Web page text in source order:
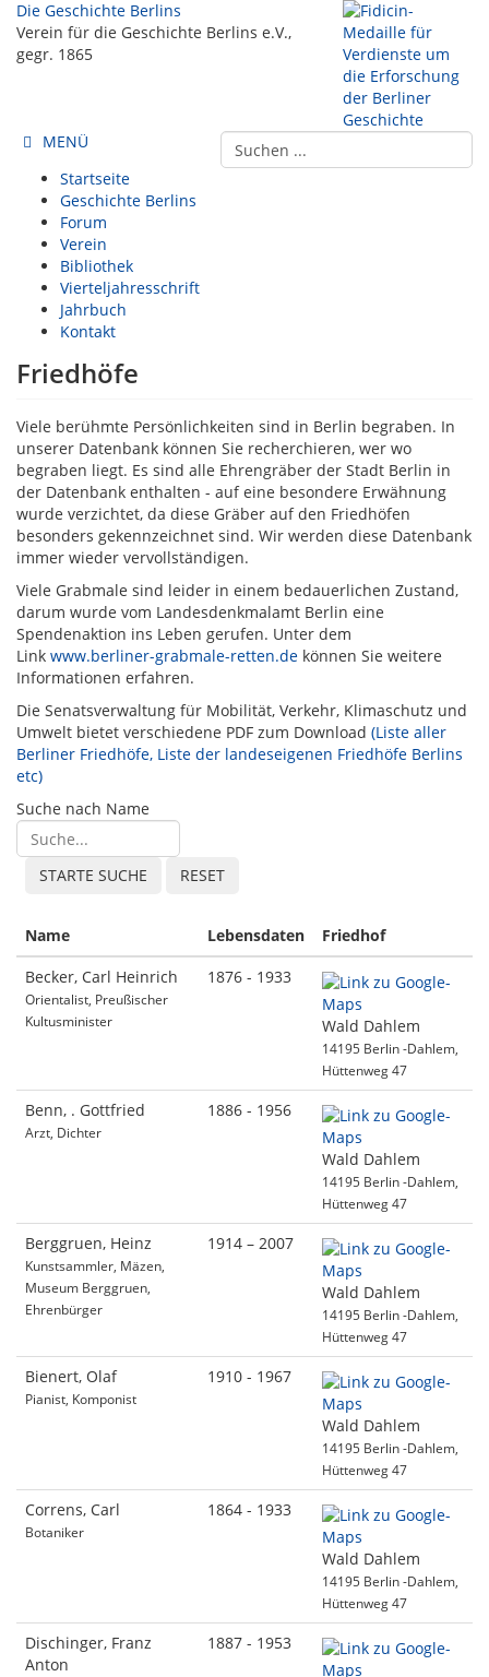
Die Geschichte Berlins
Verein für die Geschichte Berlins e.V.,
gegr. 1865
MENÜ
Startseite
Geschichte Berlins
Forum
Verein
Bibliothek
Vierteljahresschrift
Jahrbuch
Kontakt
Friedhöfe
Viele berühmte Persönlichkeiten sind in Berlin begraben. In
unserer Datenbank können Sie recherchieren, wer wo
begraben liegt. Es sind alle Ehrengräber der Stadt Berlin in
der Datenbank enthalten - auf eine besondere Erwähnung
wurde verzichtet, da diese Gräber auf den Friedhöfen
besonders gekennzeichnet sind. Wir werden diese Datenbank
immer wieder vervollständigen.
Viele Grabmale sind leider in einem bedauerlichen Zustand,
darum wurde vom Landesdenkmalamt Berlin eine
Spendenaktion ins Leben gerufen. Unter dem
Link www.berliner-grabmale-retten.de können Sie weitere
Informationen erfahren.
Die Senatsverwaltung für Mobilität, Verkehr, Klimaschutz und
Umwelt bietet verschiedene PDF zum Download (Liste aller
Berliner Friedhöfe, Liste der landeseigenen Friedhöfe Berlins
etc)
Suche nach Name
Name Lebensdaten
Friedhof
Becker, Carl Heinrich
Orientalist, Preußischer
Kultusminister
1876 - 1933
Wald Dahlem
14195 Berlin -Dahlem,
Hüttenweg 47
Benn, . Gottfried
Arzt, Dichter
1886 - 1956
Wald Dahlem
14195 Berlin -Dahlem,
Hüttenweg 47
Berggruen, Heinz
Kunstsammler, Mäzen,
Museum Berggruen,
Ehrenbürger
1914 – 2007
Wald Dahlem
14195 Berlin -Dahlem,
Hüttenweg 47
Bienert, Olaf
Pianist, Komponist
1910 - 1967
Wald Dahlem
14195 Berlin -Dahlem,
Hüttenweg 47
Correns, Carl
Botaniker
1864 - 1933
Wald Dahlem
14195 Berlin -Dahlem,
Hüttenweg 47
Dischinger, Franz
Anton
1887 - 1953